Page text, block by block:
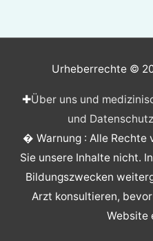
Urheberrechte ©
✚Über uns und
und
� Warnung : Alle Rechte
Sie unsere Inhalte nicht.
Bildungszwecken
Arzt konsultieren,
Website